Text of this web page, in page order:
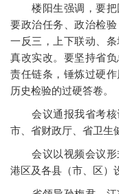
楼阳生强调，要把
要政治任务、政治检
一反三，上下联动、
真改实改。要坚持省
责任链条，锤炼过硬
历史检验的过硬答卷。
会议通报我省考核
市、省财政厅、省卫生
会议以视频会议形
港区及各县（市、区）